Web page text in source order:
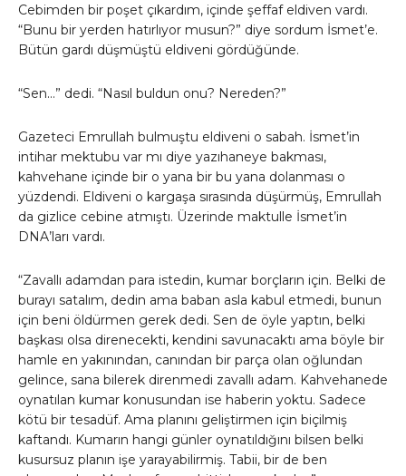
Cebimden bir poşet çıkardım, içinde şeffaf eldiven vardı.
“Bunu bir yerden hatırlıyor musun?” diye sordum İsmet’e.
Bütün gardı düşmüştü eldiveni gördüğünde.
“Sen…” dedi. “Nasıl buldun onu? Nereden?”
Gazeteci Emrullah bulmuştu eldiveni o sabah. İsmet’in
intihar mektubu var mı diye yazıhaneye bakması,
kahvehane içinde bir o yana bir bu yana dolanması o
yüzdendi. Eldiveni o kargaşa sırasında düşürmüş, Emrullah
da gizlice cebine atmıştı. Üzerinde maktulle İsmet’in
DNA’ları vardı.
“Zavallı adamdan para istedin, kumar borçların için. Belki de
burayı satalım, dedin ama baban asla kabul etmedi, bunun
için beni öldürmen gerek dedi. Sen de öyle yaptın, belki
başkası olsa direnecekti, kendini savunacaktı ama böyle bir
hamle en yakınından, canından bir parça olan oğlundan
gelince, sana bilerek direnmedi zavallı adam. Kahvehanede
oynatılan kumar konusundan ise haberin yoktu. Sadece
kötü bir tesadüf. Ama planını geliştirmen için biçilmiş
kaftandı. Kumarın hangi günler oynatıldığını bilsen belki
kusursuz planın işe yarayabilirmiş. Tabii, bir de ben